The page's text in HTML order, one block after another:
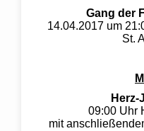
Gang der
14.04.2017 um
St.
Herz-
09:00 Uhr
mit